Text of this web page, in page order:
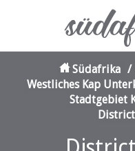
Südafrika /
Westliches Kap
Stadtgebiet